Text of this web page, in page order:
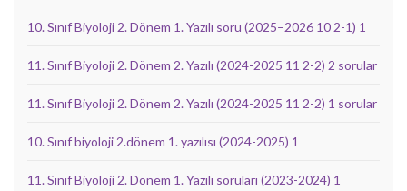
10. Sınıf Biyoloji 2. Dönem 1. Yazılı soru (2025–2026 10 2-1) 1
11. Sınıf Biyoloji 2. Dönem 2. Yazılı (2024-2025 11 2-2) 2 sorular
11. Sınıf Biyoloji 2. Dönem 2. Yazılı (2024-2025 11 2-2) 1 sorular
10. Sınıf biyoloji 2.dönem 1. yazılısı (2024-2025) 1
11. Sınıf Biyoloji 2. Dönem 1. Yazılı soruları (2023-2024) 1